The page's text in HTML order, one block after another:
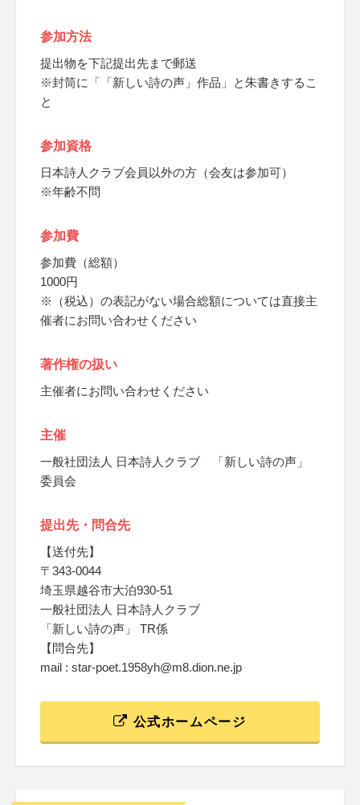
参加方法
提出物を下記提出先まで郵送
※封筒に「「新しい詩の声」作品」と朱書きするこ
と
参加資格
日本詩人クラブ会員以外の方（会友は参加可）
※年齢不問
参加費
参加費（総額）
1000円
※（税込）の表記がない場合総額については直接主
催者にお問い合わせください
著作権の扱い
主催者にお問い合わせください
主催
一般社団法人 日本詩人クラブ 「新しい詩の声」
委員会
提出先・問合先
【送付先】
〒343-0044
埼玉県越谷市大泊930-51
一般社団法人 日本詩人クラブ
「新しい詩の声」 TR係
【問合先】
mail : star-poet.1958yh@m8.dion.ne.jp
公式ホームページ